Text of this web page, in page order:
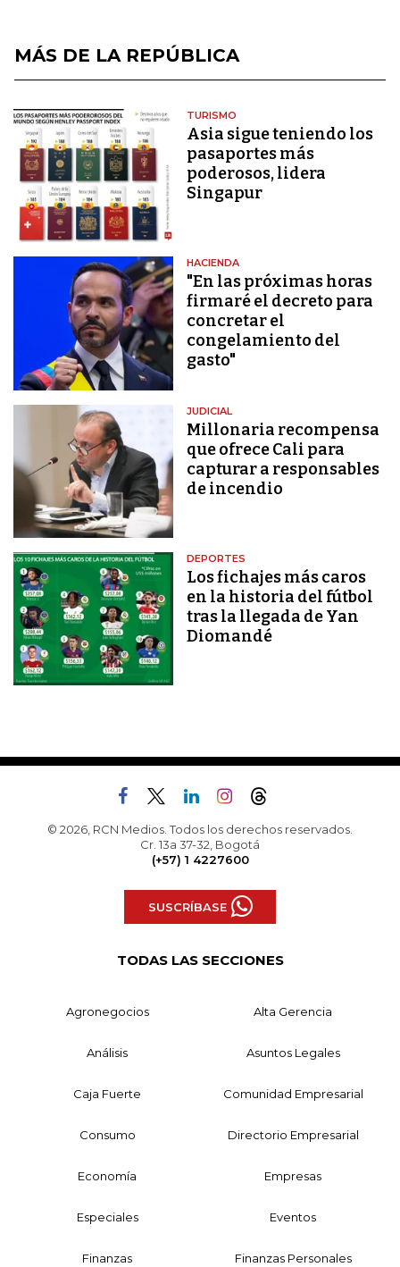
MÁS DE LA REPÚBLICA
TURISMO
Asia sigue teniendo los
pasaportes más
poderosos, lidera
Singapur
HACIENDA
"En las próximas horas
firmaré el decreto para
concretar el
congelamiento del
gasto"
JUDICIAL
Millonaria recompensa
que ofrece Cali para
capturar a responsables
de incendio
DEPORTES
Los fichajes más caros
en la historia del fútbol
tras la llegada de Yan
Diomandé
© 2026, RCN Medios. Todos los derechos reservados.
Cr. 13a 37-32, Bogotá
(+57) 1 4227600
SUSCRÍBASE
TODAS LAS SECCIONES
Agronegocios Alta Gerencia
Análisis Asuntos Legales
Caja Fuerte Comunidad Empresarial
Consumo Directorio Empresarial
Economía Empresas
Especiales Eventos
Finanzas Finanzas Personales